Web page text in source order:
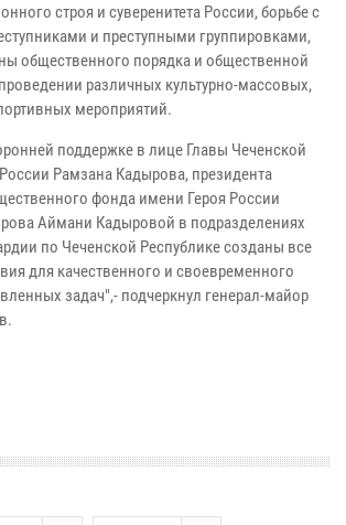
строя и суверенитета России, борьбе с
и преступными группировками,
общественного порядка и общественной
различных культурно-массовых,
мероприятий.
поддержке в лице Главы Чеченской
Рамзана Кадырова, президента
фонда имени Героя России
Аймани Кадыровой в подразделениях
по Чеченской Республике созданы все
для качественного и своевременного
задач",- подчеркнул генерал-майор